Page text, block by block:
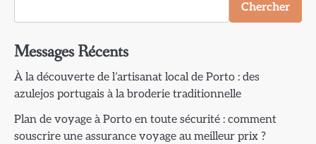
Chercher
Messages Récents
À la découverte de l’artisanat local de Porto : des
azulejos portugais à la broderie traditionnelle
Plan de voyage à Porto en toute sécurité : comment
souscrire une assurance voyage au meilleur prix ?